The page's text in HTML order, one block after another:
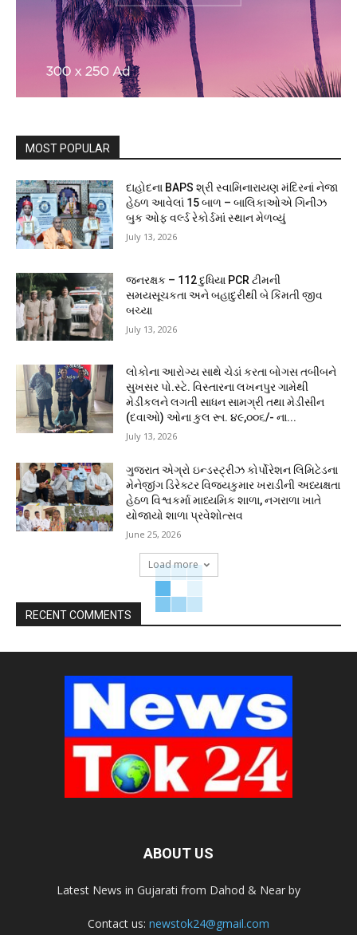
MOST POPULAR
દાહોદના BAPS શ્રી સ્વામિનારાયણ મંદિરનાં નેજા
હેઠળ આવેલાં 15 બાળ – બાલિકાઓએ ગિનીઝ
બુક ઓફ વર્લ્ડ રેકોર્ડમાં સ્થાન મેળવ્યું
July 13, 2026
જનરક્ષક – 112 દુધિયા PCR ટીમની
સમયસૂચકતા અને બહાદુરીથી બે કિંમતી જીવ
બચ્યા
July 13, 2026
લોકોના આરોગ્ય સાથે ચેડાં કરતા બોગસ તબીબને
સુખસર પો.સ્ટે. વિસ્તારના લખનપુર ગામેથી
મેડીકલને લગતી સાધન સામગ્રી તથા મેડીસીન
(દવાઓ) ઓના કુલ રૂા. ૪૯,૦૦૬/- ના...
July 13, 2026
ગુજરાત એગ્રો ઇન્ડસ્ટ્રીઝ કોર્પોરેશન લિમિટેડના
મેનેજીંગ ડિરેક્ટર વિજયકુમાર ખરાડીની અધ્યક્ષતા
હેઠળ વિશ્વકર્મા માધ્યમિક શાળા, નગરાળા ખાતે
યોજાયો શાળા પ્રવેશોત્સવ
June 25, 2026
Load more
RECENT COMMENTS
ABOUT US
Latest News in Gujarati from Dahod & Near by
Contact us: newstok24@gmail.com